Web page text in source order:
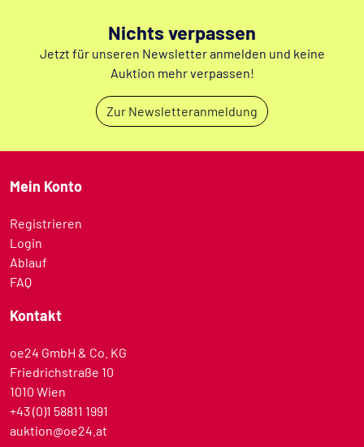
Nichts verpassen
Jetzt für unseren Newsletter anmelden und keine
Auktion mehr verpassen!
Zur Newsletteranmeldung
Mein Konto
Registrieren
Login
Ablauf
FAQ
Kontakt
oe24 GmbH & Co. KG
Friedrichstraße 10
1010 Wien
+43 (0)1 58811 1991
auktion@oe24.at